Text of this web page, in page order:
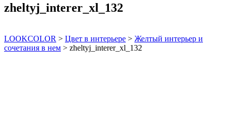
zheltyj_interer_xl_132
LOOKCOLOR > Цвет в интерьере > Желтый интерьер и
сочетания в нем > zheltyj_interer_xl_132